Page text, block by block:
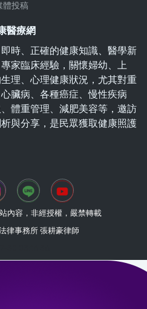
體投稿
醫療網
時、正確的健康知識、醫學新
家臨床經驗，關懷婦幼、上
理、心理健康狀況，尤其對重
臟病、各種癌症、慢性疾病
體重管理、減肥美容等，邀訪
與分享，是民眾獲取健康照護
內容，非經授權，嚴禁轉載
律事務所 張耕豪律師